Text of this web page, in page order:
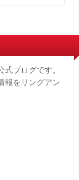
ブログです。
報をリングアン